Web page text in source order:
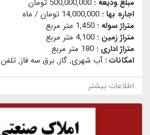
اجاره بها : 14,000,000 تومان / ماه
متراژ سوله : 1,450 متر مربع
متراژ زمین : 4,100 متر مربع
متراژ اداری : 180 متر مربع
امکانات :آب شهری, گاز, برق سه فاز, تلفن
اطلاعات بیشتر